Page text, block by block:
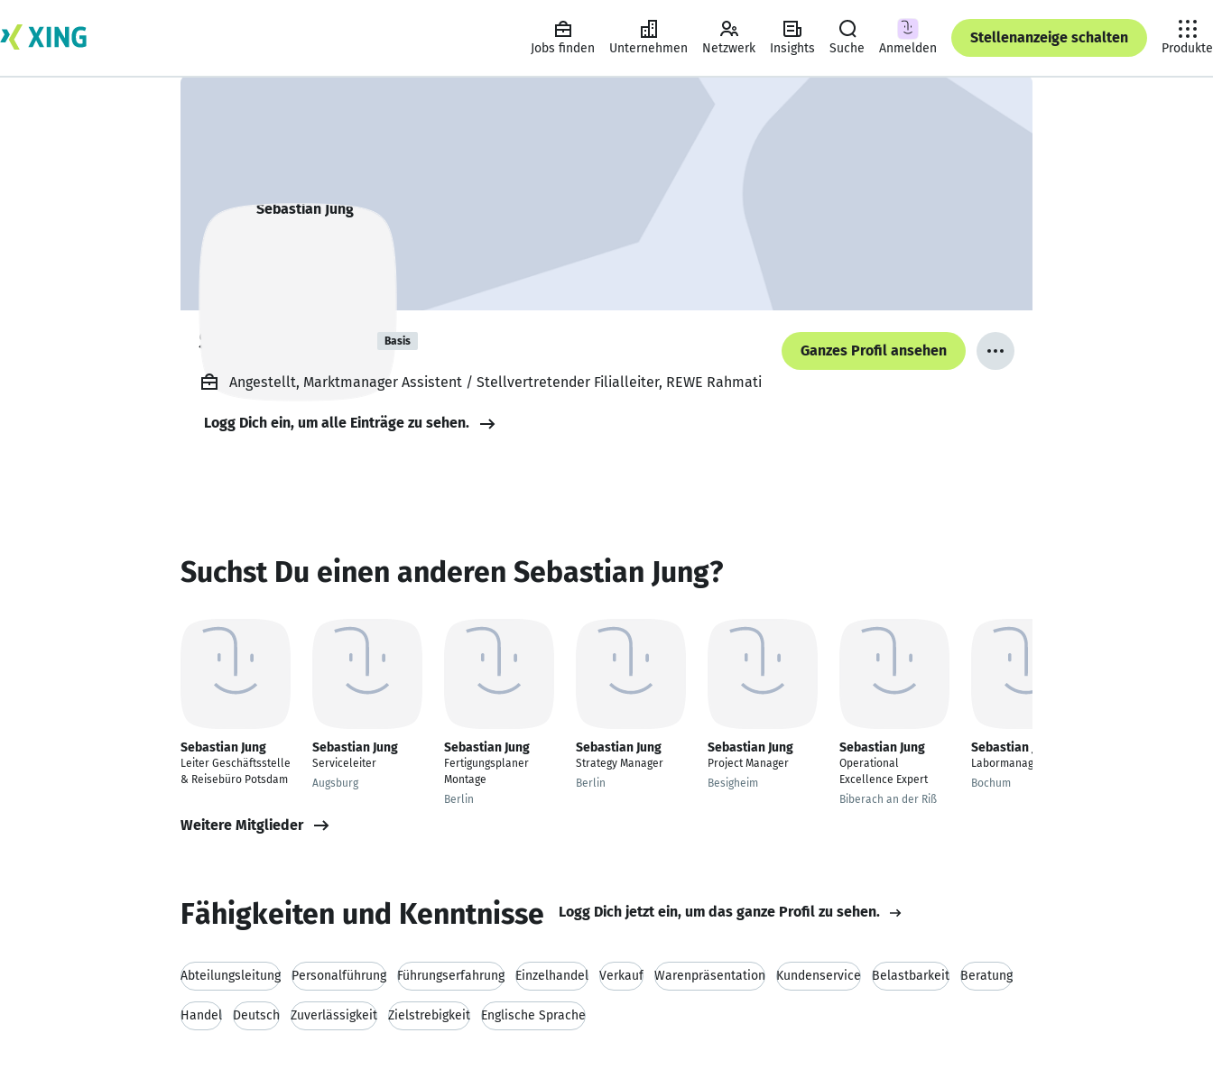
Jobs finden Unternehmen Netzwerk Insights Suche Anmelden
Stellenanzeige schalten
Produkte
Sebastian Jung Basis
Ganzes Profil ansehen
Angestellt, Marktmanager Assistent / Stellvertretender Filialleiter, REWE Rahmati
Logg Dich ein, um alle Einträge zu sehen.
Suchst Du einen anderen Sebastian Jung?
Sebastian Jung
Leiter Geschäftsstelle
& Reisebüro Potsdam
Sebastian Jung
Serviceleiter
Augsburg
Sebastian Jung
Fertigungsplaner
Montage
Berlin
Sebastian Jung
Strategy Manager
Berlin
Sebastian Jung
Project Manager
Besigheim
Sebastian Jung
Operational
Excellence Expert
Biberach an der Riß
Sebastian Jung
Labormanager
Bochum
Weitere Mitglieder
Fähigkeiten und Kenntnisse Logg Dich jetzt ein, um das ganze Profil zu sehen.
Abteilungsleitung Personalführung Führungserfahrung Einzelhandel Verkauf Warenpräsentation Kundenservice Belastbarkeit Beratung
Handel Deutsch Zuverlässigkeit Zielstrebigkeit Englische Sprache